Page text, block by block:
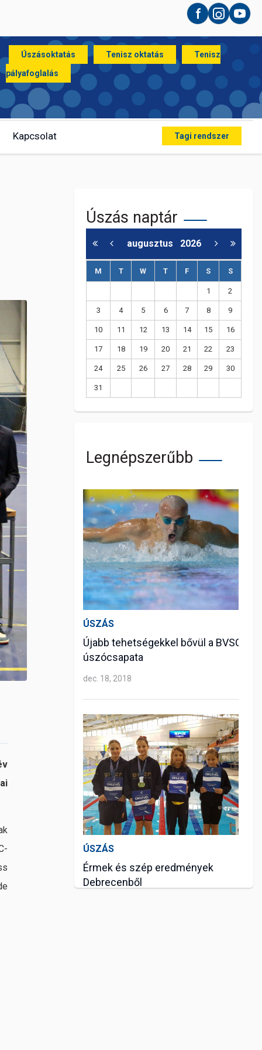
Facebook
Instagram
Úszásoktatás Tenisz oktatás
Tenisz
pályafoglalás
Kapcsolat Tagi rendszer
Úszás naptár
augusztus 2026
M T W T F S S
1 2
3 4 5 6 7 8 9
10 11 12 13 14 15 16
17 18 19 20 21 22 23
24 25 26 27 28 29 30
31
Legnépszerűbb
ÚSZÁS
Újabb tehetségekkel bővül a BVSC
úszócsapata
dec. 18, 2018
ÚSZÁS
Érmek és szép eredmények
Debrecenből